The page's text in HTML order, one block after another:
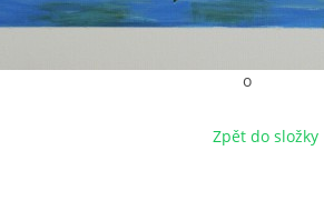
o
Zpět do složky